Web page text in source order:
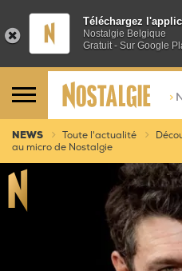
Téléchargez
Nostalgie Belgique
Gratuit - Sur Google
>
NEWS Toute l'actualité
au micro de Nostalgie